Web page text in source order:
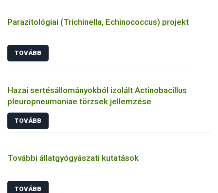
Parazitológiai (Trichinella, Echinococcus) projekt
TOVÁBB
Hazai sertésállományokból izolált Actinobacillus
pleuropneumoniae törzsek jellemzése
TOVÁBB
További állatgyógyászati kutatások
TOVÁBB